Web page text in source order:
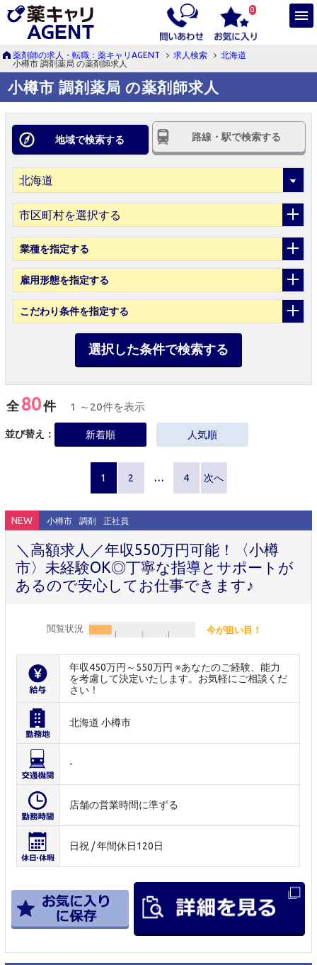
0
薬剤師の求人・転職：薬キャリAGENT 求人検索
北海道
小樽市 調剤薬局 の薬剤師求人
小樽市 調剤薬局 の薬剤師求人
地域で検索する 路線・駅で検索する
市区町村を選択する
業種を指定する
雇用形態を指定する
こだわり条件を指定する
選択した条件で検索する
全80件 1 ～20件を表示
並び替え： 新着順 人気順
1 2 … 4 次へ
NEW 小樽市 調剤 正社員
＼高額求人／年収550万円可能！〈小樽
市〉未経験OK◎丁寧な指導とサポートが
あるので安心してお仕事できます♪
閲覧状況 今が狙い目！
年収450万円～550万円 ※あなたのご経験、能力
を考慮して決定いたします。お気軽にご相談くだ
さい！
北海道 小樽市
-
店舗の営業時間に準ずる
日祝 / 年間休日120日